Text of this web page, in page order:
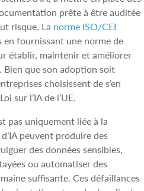
prête à être auditée
risque. La norme ISO/CEI
en fournissant une norme de
établir, maintenir et améliorer
Bien que son adoption soit
choisissent de s’en
sur l’IA de l’UE.
pas uniquement liée à la
peuvent produire des
des données sensibles,
ou automatiser des
suffisante. Ces défaillances